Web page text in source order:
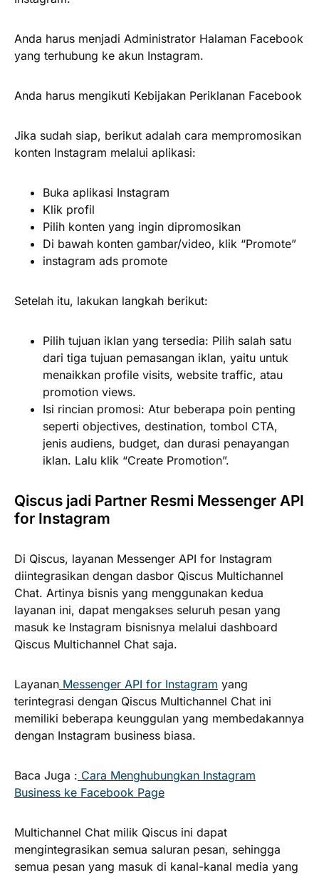
Anda harus menjadi Administrator Halaman Facebook
yang terhubung ke akun Instagram.
Anda harus mengikuti Kebijakan Periklanan Facebook
Jika sudah siap, berikut adalah cara mempromosikan
konten Instagram melalui aplikasi:
Buka aplikasi Instagram
Klik profil
Pilih konten yang ingin dipromosikan
Di bawah konten gambar/video, klik “Promote”
instagram ads promote
Setelah itu, lakukan langkah berikut:
Pilih tujuan iklan yang tersedia: Pilih salah satu
dari tiga tujuan pemasangan iklan, yaitu untuk
menaikkan profile visits, website traffic, atau
promotion views.
Isi rincian promosi: Atur beberapa poin penting
seperti objectives, destination, tombol CTA,
jenis audiens, budget, dan durasi penayangan
iklan. Lalu klik “Create Promotion”.
Qiscus jadi Partner Resmi Messenger API
for Instagram
Di Qiscus, layanan Messenger API for Instagram
diintegrasikan dengan dasbor Qiscus Multichannel
Chat. Artinya bisnis yang menggunakan kedua
layanan ini, dapat mengakses seluruh pesan yang
masuk ke Instagram bisnisnya melalui dashboard
Qiscus Multichannel Chat saja.
Layanan Messenger API for Instagram yang
terintegrasi dengan Qiscus Multichannel Chat ini
memiliki beberapa keunggulan yang membedakannya
dengan Instagram business biasa.
Baca Juga : Cara Menghubungkan Instagram
Business ke Facebook Page
Multichannel Chat milik Qiscus ini dapat
mengintegrasikan semua saluran pesan, sehingga
semua pesan yang masuk di kanal-kanal media yang